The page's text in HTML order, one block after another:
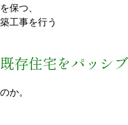
保つ、
工事を行う
存住宅をパッシ
か。